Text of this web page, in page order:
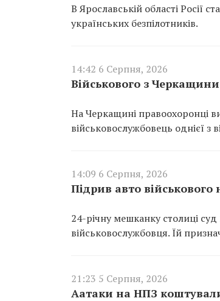
В Ярославській області Росії
українських безпілотників.
14:42 6 Серпня, 2026
Військового з
На Черкащині правоохоронці
військовослужбовець однієї з
14:09 6 Серпня, 2026
Підрив авто
24-річну мешканку столиці
військовослужбовця. Їй
21:23 5 Серпня, 2026
Аатаки на НПЗ